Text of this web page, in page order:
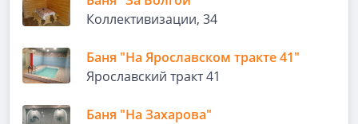
Коллективизации, 34
Баня "На Ярославском тракте 41"
Ярославский тракт 41
Баня "На Захарова"